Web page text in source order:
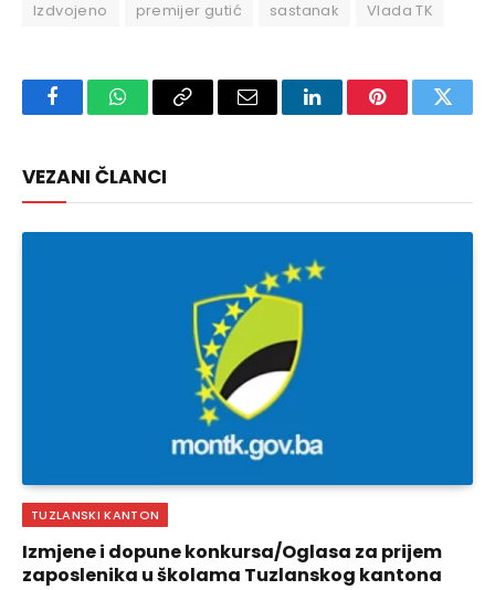
Izdvojeno premijer gutić sastanak Vlada TK
FacebookWhatsAppCopy
Email LinkedInPinterest
VEZANI ČLANCI
TUZLANSKI KANTON
Izmjene i dopune konkursa/Oglasa za prijem
zaposlenika u školama Tuzlanskog kantona